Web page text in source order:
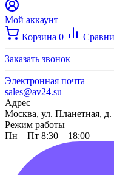
Мой аккаунт
Корзина 0
Заказать звонок
Электронная почта
sales@av24.su
Адрес
Москва, ул. Планетная,
Режим работы
Пн—Пт 8:30 – 18:00